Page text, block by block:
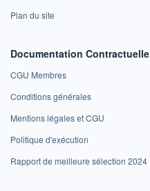
Plan du site
Documentation Contractuelle
CGU Membres
Conditions générales
Mentions légales et CGU
Politique d'exécution
Rapport de meilleure sélection 2024